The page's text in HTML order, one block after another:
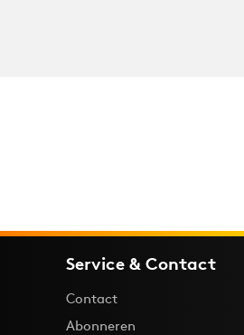
Service & Contact
Contact
Abonneren